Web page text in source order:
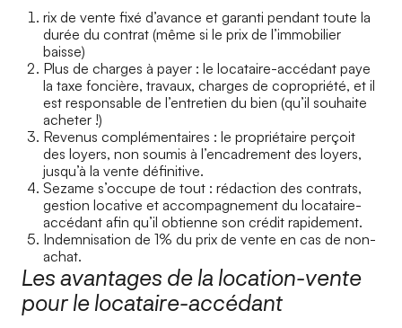
rix de vente fixé d’avance et garanti pendant toute la
durée du contrat (même si le prix de l’immobilier
baisse)
Plus de charges à payer : le locataire-accédant paye
la taxe foncière, travaux, charges de copropriété, et il
est responsable de l’entretien du bien (qu’il souhaite
acheter !)
Revenus complémentaires : le propriétaire perçoit
des loyers, non soumis à l’encadrement des loyers,
jusqu’à la vente définitive.
Sezame s’occupe de tout : rédaction des contrats,
gestion locative et accompagnement du locataire-
accédant afin qu’il obtienne son crédit rapidement.
Indemnisation de 1% du prix de vente en cas de non-
achat.
Les avantages de la location-vente
pour le locataire-accédant